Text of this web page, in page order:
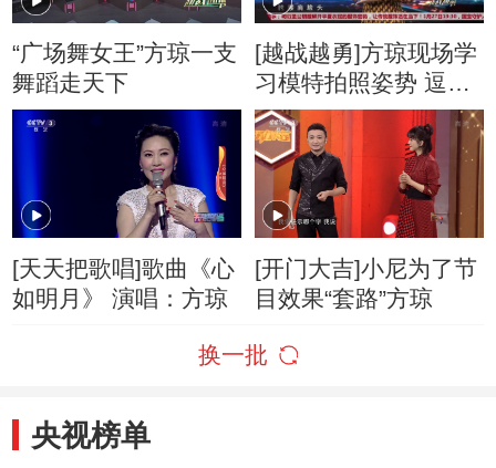
“广场舞女王”方琼一支
舞蹈走天下
[越战越勇]方琼现场学
习模特拍照姿势 逗笑
全场
[天天把歌唱]歌曲《心
如明月》 演唱：方琼
[开门大吉]小尼为了节
目效果“套路”方琼
换一批
央视榜单